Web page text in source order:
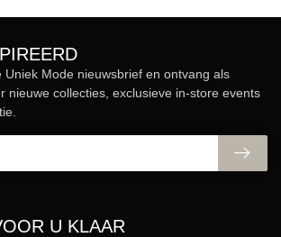
U KLAAR
Uniek Mode nieuwsbrief en ontvang als
nieuwe collecties, exclusieve in-store events